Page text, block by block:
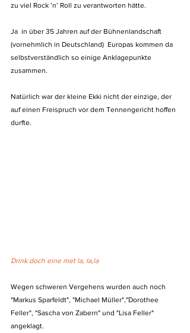
zu viel Rock ’n’ Roll zu verantworten hätte.
Ja  in über 35 Jahren auf der Bühnenlandschaft
(vornehmlich in Deutschland)  Europas kommen da
selbstverständlich so einige Anklagepunkte
zusammen.
Natürlich war der kleine Ekki nicht der einzige, der
auf einen Freispruch vor dem Tennengericht hoffen
durfte.
Drink doch eine met la, la,la
Wegen schweren Vergehens wurden auch noch
"Markus Sparfeldt", "Michael Müller","Dorothee
Feller", "Sascha von Zabern" und "Lisa Feller"
angeklagt.